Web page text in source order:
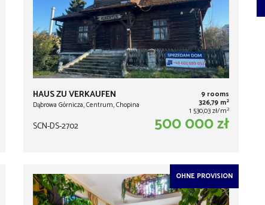
HAUS ZU VERKAUFEN
Dąbrowa Górnicza, Centrum, Chopina
9 rooms
326,79 m2
1 530,03 zł/m2
SCN-DS-2702 500 000 zł
OHNE PROVISION